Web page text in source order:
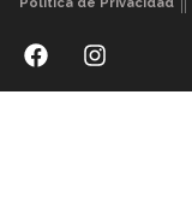
Política de Privacidad